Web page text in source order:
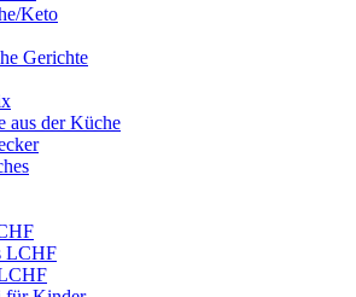
Keto
Gerichte
aus der Küche
LCHF